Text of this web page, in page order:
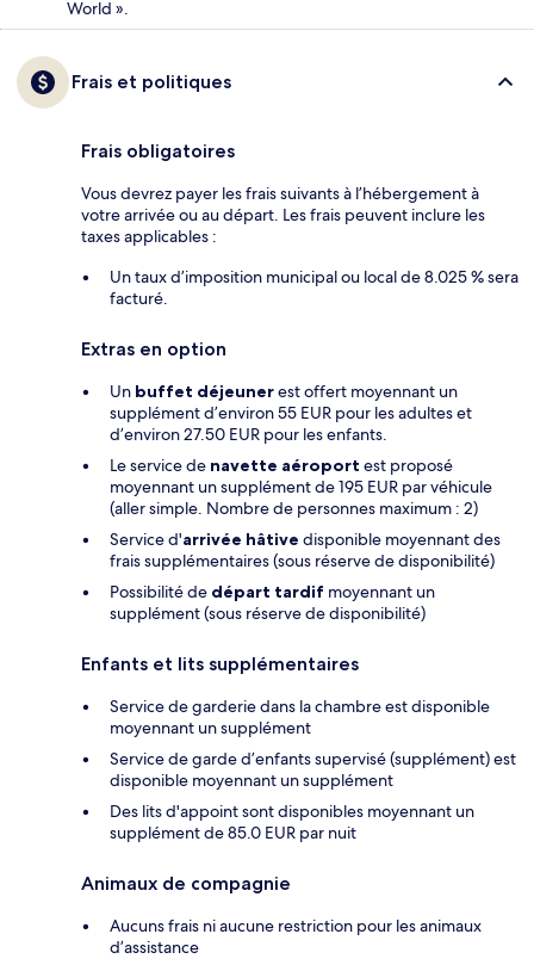
World ».
Frais et politiques
Frais obligatoires
Vous devrez payer les frais suivants à l’hébergement à
votre arrivée ou au départ. Les frais peuvent inclure les
taxes applicables :
Un taux d’imposition municipal ou local de 8.025 % sera
facturé.
Extras en option
Un buffet déjeunerest offert moyennant un
supplément d’environ 55 EUR pour les adultes et
d’environ 27.50 EUR pour les enfants.
Le service de navette aéroport est proposé
moyennant un supplément de 195 EUR par véhicule
(aller simple. Nombre de personnes maximum : 2)
Service d'arrivée hâtive disponible moyennant des
frais supplémentaires (sous réserve de disponibilité)
Possibilité de départ tardif moyennant un
supplément (sous réserve de disponibilité)
Enfants et lits supplémentaires
Service de garderie dans la chambre est disponible
moyennant un supplément
Service de garde d’enfants supervisé (supplément) est
disponible moyennant un supplément
Des lits d'appoint sont disponibles moyennant un
supplément de 85.0 EUR par nuit
Animaux de compagnie
Aucuns frais ni aucune restriction pour les animaux
d’assistance